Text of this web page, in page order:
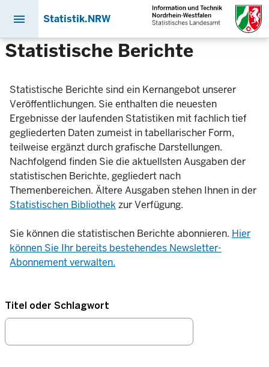
Direkt
zum
menu Statistik.NRW
Statistische Berichte
Statistische Berichte sind ein Kernangebot unserer
Veröffentlichungen. Sie enthalten die neuesten
Ergebnisse der laufenden Statistiken mit fachlich tief
gegliederten Daten zumeist in tabellarischer Form,
teilweise ergänzt durch grafische Darstellungen.
Nachfolgend finden Sie die aktuellsten Ausgaben der
statistischen Berichte, gegliedert nach
Themenbereichen. Ältere Ausgaben stehen Ihnen in der
Statistischen Bibliothek zur Verfügung.
Sie können die statistischen Berichte abonnieren. Hier
können Sie Ihr bereits bestehendes Newsletter-
Abonnement verwalten.
Titel oder Schlagwort